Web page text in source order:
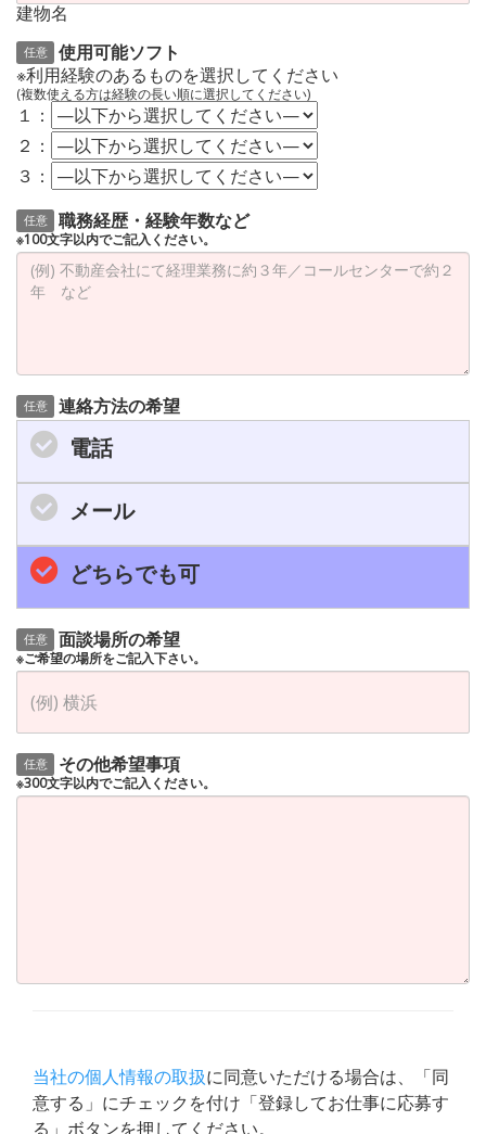
建物名
任意
使用可能ソフト
※利用経験のあるものを選択してください
(複数使える方は経験の長い順に選択してください)
１：
２：
３：
任意 職務経歴・経験年数など
※100文字以内でご記入ください。
任意 連絡方法の希望
電話
メール
どちらでも可
任意 面談場所の希望
※ご希望の場所をご記入下さい。
任意 その他希望事項
※300文字以内でご記入ください。
当社の個人情報の取扱に同意いただける場合は、「同
意する」にチェックを付け「登録してお仕事に応募す
る」ボタンを押してください。